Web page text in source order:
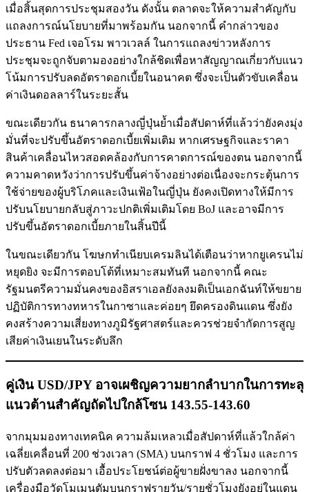
เมื่อสิ้นสุดการประชุมสองวัน ดังนั้น ตลาดจะให้ความสำคัญกับ
แถลงการณ์นโยบายที่มาพร้อมกัน นอกจากนี้ คำกล่าวของ
ประธาน Fed เจอโรม พาวเวลล์ ในการแถลงข่าวหลังการ
ประชุมจะถูกจับตามองอย่างใกล้ชิดเพื่อหาสัญญาณเกี่ยวกับแนว
โน้มการปรับลดอัตราดอกเบี้ยในอนาคต ซึ่งจะเป็นตัวขับเคลื่อน
ค่าเงินดอลลาร์ในระยะสั้น
ขณะเดียวกัน ธนาคารกลางญี่ปุ่นย้ำเมื่อสัปดาห์ที่แล้วว่ายังคงมุ่ง
มั่นที่จะปรับขึ้นอัตราดอกเบี้ยเพิ่มเติม หากเศรษฐกิจและราคา
สินค้าเคลื่อนไหวสอดคล้องกับการคาดการณ์ของตน นอกจากนี้
ความคาดหวังว่าการปรับขึ้นค่าจ้างอย่างต่อเนื่องจะกระตุ้นการ
ใช้จ่ายของผู้บริโภคและเงินเฟ้อในญี่ปุ่น ยังคงเปิดทางให้มีการ
ปรับนโยบายกลับสู่ภาวะปกติเพิ่มเติมโดย BoJ และอาจมีการ
ปรับขึ้นอัตราดอกเบี้ยภายในสิ้นปีนี้
ในขณะเดียวกัน โฆษกทำเนียบเครมลินได้เตือนว่าหากยูเครนไม่
หยุดยิง จะมีการตอบโต้ที่เหมาะสมทันที นอกจากนี้ คณะ
รัฐมนตรีความมั่นคงของอิสราเอลยังลงมติเป็นเอกฉันท์ให้ขยาย
ปฏิบัติการทางทหารในกาซาและค่อยๆ ยึดครองดินแดน ซึ่งยัง
คงสร้างความเสี่ยงทางภูมิรัฐศาสตร์และควรช่วยจำกัดการสูญ
เสียค่าเงินเยนในระดับลึก
คู่เงิน USD/JPY อาจเผชิญความยากลำบากในการทะลุ
แนวต้านสำคัญถัดไปใกล้โซน 143.55-143.60
จากมุมมองทางเทคนิค ความล้มเหลวเมื่อสัปดาห์ที่แล้วใกล้ค่า
เฉลี่ยเคลื่อนที่ 200 ช่วงเวลา (SMA) บนกราฟ 4 ชั่วโมง และการ
ปรับตัวลดลงต่อมา เอื้อประโยชน์ต่อผู้ขายฝั่งขาลง นอกจากนี้
เครื่องมือวัดโมเมนตัมบนกราฟรายวัน/รายชั่วโมงยังอยู่ในแดน